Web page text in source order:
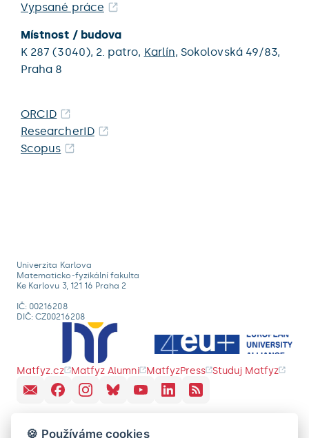
Vypsané práce
Místnost / budova
K 287 (3040), 2. patro, Karlín,Sokolovská 49/83,
Praha 8
ORCID
ResearcherID
Scopus
Univerzita Karlova
Matematicko-fyzikální fakulta
Ke Karlovu 3, 121 16 Praha 2
IČ: 00216208
DIČ: CZ00216208
Matfyz.cz Matfyz Alumni MatfyzPress Studuj Matfyz
🍪 Používáme cookies